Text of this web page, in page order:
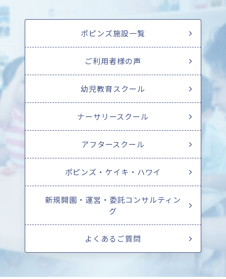
ポピンズ施設一覧
ご利用者様の声
幼児教育スクール
ナーサリースクール
アフタースクール
ポピンズ・ケイキ・ハワイ
新規開園・運営・委託コンサルティン
グ
よくあるご質問